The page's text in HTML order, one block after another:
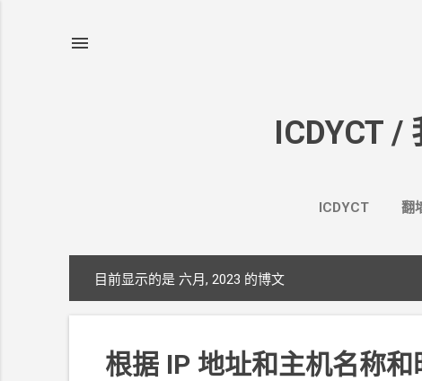
ICDYCT /
ICDYCT 翻
文
目前显示的是 六月, 2023 的博文
根据 IP 地址和主机名称和